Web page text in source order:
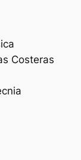
Costeras